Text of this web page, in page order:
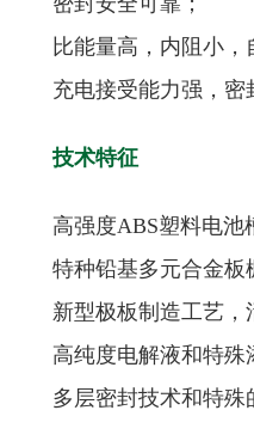
比能量高，内阻小，
充电接受能力强，密
技术特征
高强度ABS塑料电
特种铅基多元合金
新型极板制造工艺，
高纯度电解液和特殊
多层密封技术和特